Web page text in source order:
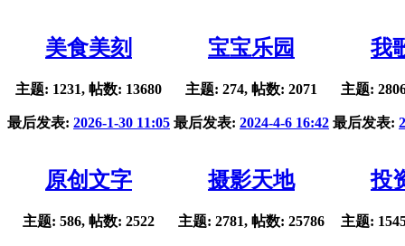
美食美刻
主题: 1231, 帖数: 13680
最后发表: 2026-1-30 11:05
宝宝乐园
主题: 274, 帖数: 2071
最后发表: 2024-4-6 16:42
我
主题:
最后发表:
原创文字
主题: 586, 帖数: 2522
摄影天地
主题: 2781, 帖数: 25786
投
主题: